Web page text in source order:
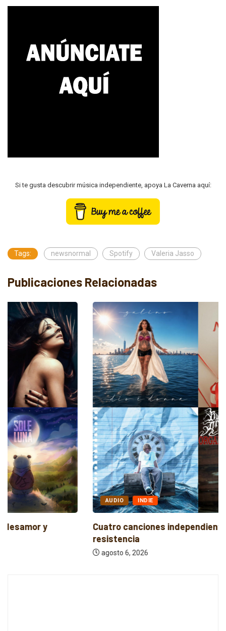
Si te gusta descubrir música independiente, apoya La Caverna aquí:
Tags: newsnormal Spotify Valeria Jasso
Publicaciones Relacionadas
AUDIO INDIE
Cuatro canciones independientes entre reflexión y